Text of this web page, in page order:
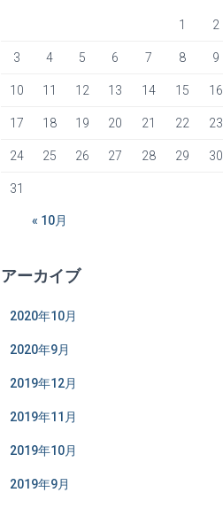
« 10月
1 2
3 4 5 6 7 8 9
10 11 12 13 14 15 16
17 18 19 20 21 22 23
24 25 26 27 28 29 30
31
アーカイブ
2020年10月
2020年9月
2019年12月
2019年11月
2019年10月
2019年9月